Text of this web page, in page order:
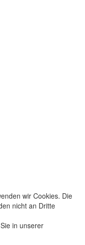
wir Cookies. Die
nicht an Dritte
in unserer